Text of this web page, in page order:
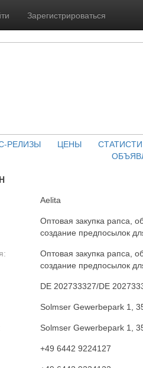
Зарегистрироваться
РЕЛИЗЫ ЦЕНЫ
Aelita
Оптовая закупка рапса,
создание предпосылок
Оптовая закупка рапса,
создание предпосылок
DE 202733327/DE
Solmser Gewerbepark 1,
Solmser Gewerbepark 1,
+49 6442 9224127